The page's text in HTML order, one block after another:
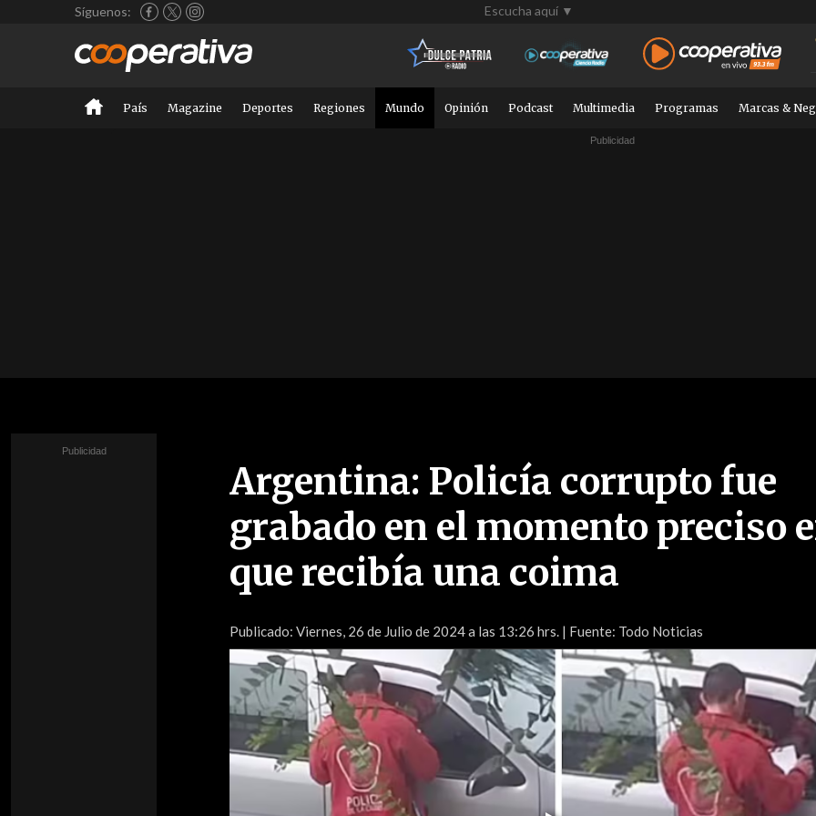
Síguenos: Escucha aquí ▼
País Magazine Deportes Regiones Mundo Opinión Podcast Multimedia Programas Marcas &
Argentina: Policía corrupto fue
grabado en el momento preciso
que recibía una coima
Publicado: Viernes, 26 de Julio de 2024 a las 13:26 hrs. | Fuente: Todo Noticias